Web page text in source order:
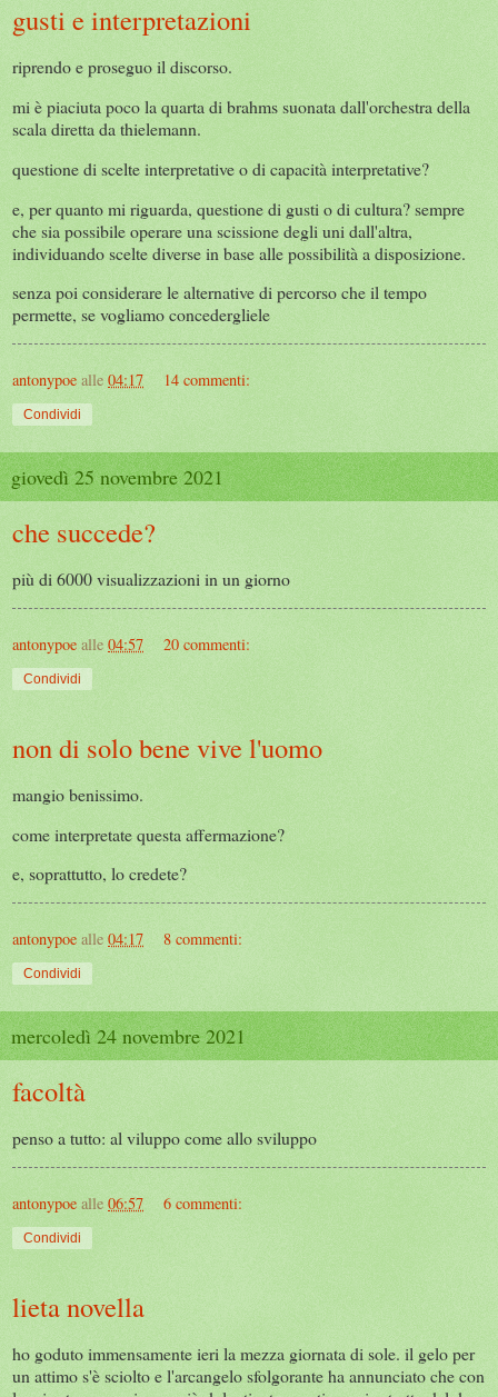
gusti e interpretazioni
riprendo e proseguo il discorso.
mi è piaciuta poco la quarta di brahms suonata dall'orchestra della
scala diretta da thielemann.
questione di scelte interpretative o di capacità interpretative?
e, per quanto mi riguarda, questione di gusti o di cultura? sempre
che sia possibile operare una scissione degli uni dall'altra,
individuando scelte diverse in base alle possibilità a disposizione.
senza poi considerare le alternative di percorso che il tempo
permette, se vogliamo concedergliele
antonypoe alle 04:17 14 commenti:
Condividi
giovedì 25 novembre 2021
che succede?
più di 6000 visualizzazioni in un giorno
antonypoe alle 04:57 20 commenti:
Condividi
non di solo bene vive l'uomo
mangio benissimo.
come interpretate questa affermazione?
e, soprattutto, lo credete?
antonypoe alle 04:17 8 commenti:
Condividi
mercoledì 24 novembre 2021
facoltà
penso a tutto: al viluppo come allo sviluppo
antonypoe alle 06:57 6 commenti:
Condividi
lieta novella
ho goduto immensamente ieri la mezza giornata di sole. il gelo per
un attimo s'è sciolto e l'arcangelo sfolgorante ha annunciato che con